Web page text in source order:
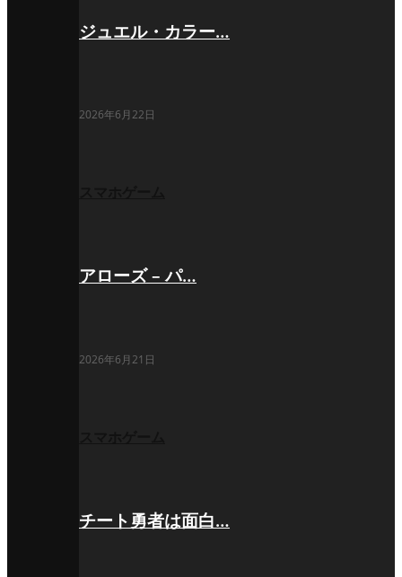
ジュエル・カラー…
2026年6月22日
アローズ – パ…
2026年6月21日
チート勇者は面白…